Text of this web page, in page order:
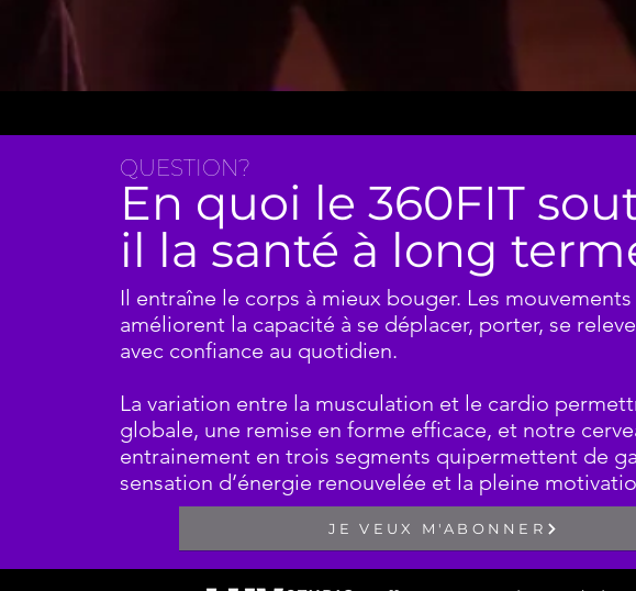
QUESTION?
En quoi le 360FIT
il la santé à long
Il entraîne le corps à mieux bouger. Les
améliorent la capacité à se déplacer, porter, se
avec confiance au quotidien.
La variation entre la musculation et le cardio
globale, une remise en forme efficace, et notre
entrainement en trois segments quipermettent de
sensation d’énergie renouvelée et la pleine
JE VEUX M'ABONNER